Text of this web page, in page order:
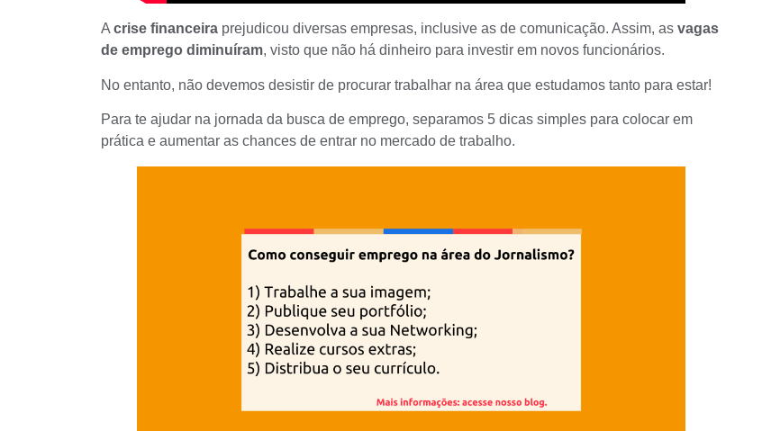
A crise financeira prejudicou diversas empresas, inclusive as de comunicação. Assim, as vagas
de emprego diminuíram, visto que não há dinheiro para investir em novos funcionários.
No entanto, não devemos desistir de procurar trabalhar na área que estudamos tanto para estar!
Para te ajudar na jornada da busca de emprego, separamos 5 dicas simples para colocar em
prática e aumentar as chances de entrar no mercado de trabalho.